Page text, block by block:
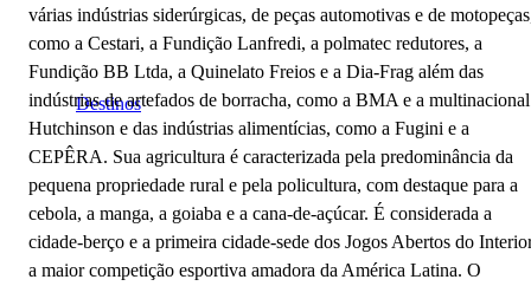
Destinos
várias indústrias siderúrgicas, de peças automotivas e de
como a Cestari, a Fundição Lanfredi, a polmatec redutores, a
Fundição BB Ltda, a Quinelato Freios e a Dia-Frag além das
indústrias de artefados de borracha, como a BMA e a multinacional
Hutchinson e das indústrias alimentícias, como a Fugini e a
CEPÊRA. Sua agricultura é caracterizada pela predominância da
pequena propriedade rural e pela policultura, com destaque para a
cebola, a manga, a goiaba e a cana-de-açúcar. É considerada a
cidade-berço e a primeira cidade-sede dos Jogos Abertos do
a maior competição esportiva amadora da América Latina. O